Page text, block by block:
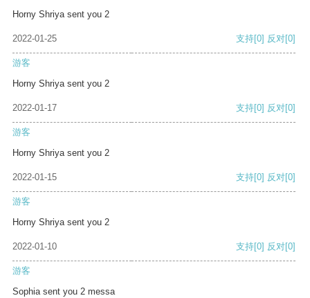
Horny Shriya sent you 2
2022-01-25 支持[0] 反对[0]
游客
Horny Shriya sent you 2
2022-01-17 支持[0] 反对[0]
游客
Horny Shriya sent you 2
2022-01-15 支持[0] 反对[0]
游客
Horny Shriya sent you 2
2022-01-10 支持[0] 反对[0]
游客
Sophia sent you 2 messa